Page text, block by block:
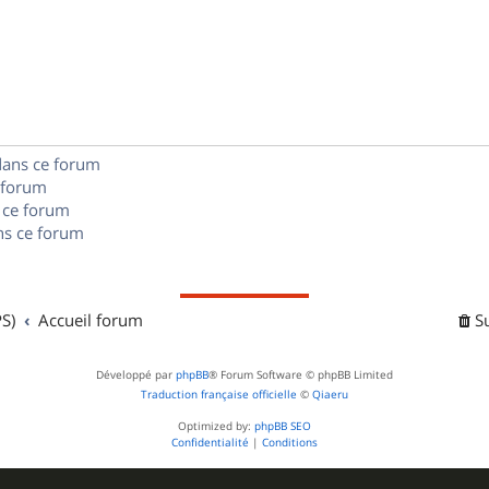
ce forum
forum
ce forum
Accueil forum
Développé par phpBB® Forum Software © phpBB Limited
Traduction française officielle © Qiaeru
Optimized by: phpBB SEO
Confidentialité | Conditions